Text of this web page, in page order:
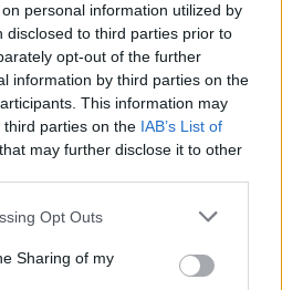
personal information utilized by
disclosed to third parties prior to
opt-out of the further
information by third parties on the
This information may
parties on the IAB’s List of
that may further disclose it to other
Opt Outs
Sharing of my